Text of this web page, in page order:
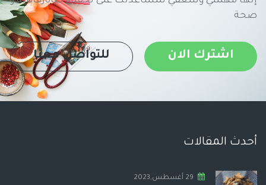
صحة
اشترك الان للتواصل معنا
أحدث المقالات
29 أغسطس,2023